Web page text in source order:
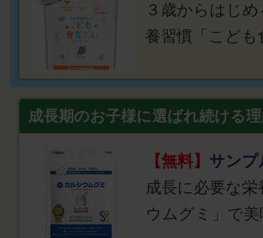
３歳からはじ
養習慣「こども
成長期のお子様に選ばれ続ける
【無料】 サンプ
成長に必要な
ウムグミ」で